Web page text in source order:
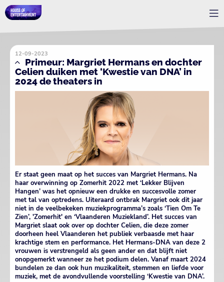
12-09-2023
Primeur: Margriet Hermans en dochter
Celien duiken met ‘Kwestie van DNA’ in
2024 de theaters in
Er staat geen maat op het succes van Margriet Hermans. Na
haar overwinning op Zomerhit 2022 met ‘Lekker Blijven
Hangen’ was het opnieuw een drukke en succesvolle zomer
met tal van optredens. Uiteraard ontbrak Margriet ook dit jaar
niet in de veelbekeken muziekprogramma’s zoals ‘Tien Om Te
Zien’, 'Zomerhit' en ‘Vlaanderen Muziekland’. Het succes van
Margriet slaat ook over op dochter Celien, die deze zomer
doorheen heel Vlaanderen het publiek verbaasde met haar
krachtige stem en performance. Het Hermans-DNA van deze 2
vrouwen is verstrengeld als geen ander en dat blijft niet
onopgemerkt wanneer ze het podium delen. Vanaf maart 2024
bundelen ze dan ook hun muzikaliteit, stemmen en liefde voor
muziek, met de avondvullende voorstelling ‘Kwestie van DNA’.